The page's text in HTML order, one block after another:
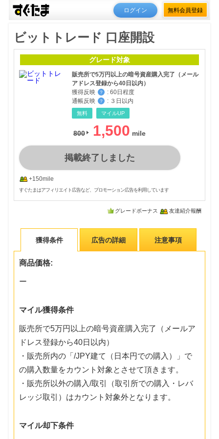
ログイン 無料会員登録
ビットトレード 口座開設
グレード対象
販売所で5万円以上の暗号資産購入完了（メール
アドレス登録から40日以内）
獲得反映
？ : 60日程度
通帳反映
？ : ３日以内
無料 マイルUP
800 1,500
掲載終了しました
+150mile
すぐたまはアフィリエイト広告など、プロモーション広告を利用しています
グレードボーナス 友達紹介報酬
獲得条件 広告の詳細 注意事項
商品価格:
ー
マイル獲得条件
販売所で5万円以上の暗号資産購入完了（メールア
ドレス登録から40日以内）
・販売所内の「/JPY建て（日本円での購入）」で
の購入数量をカウント対象とさせて頂きます。
・販売所以外の購入/取引（取引所での購入・レバ
レッジ取引）はカウント対象外となります。
マイル却下条件